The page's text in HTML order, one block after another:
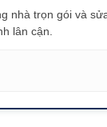
nhà trọn gói và
lân cận.